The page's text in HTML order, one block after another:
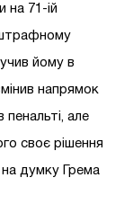
на 71-ій
штрафному
йому в
напрямок
але
своє рішення
на думку Грема